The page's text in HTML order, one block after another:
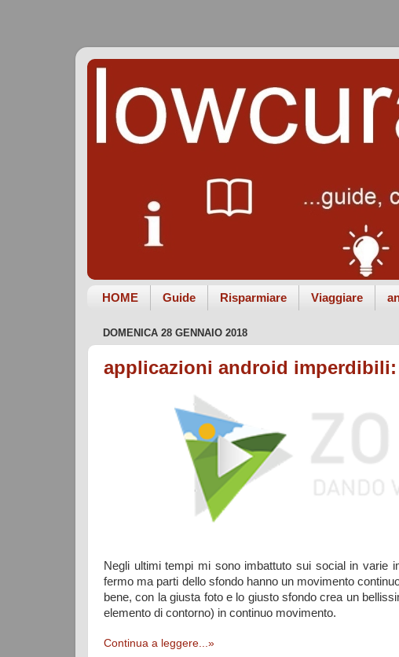
HOME Guide Risparmiare Viaggiare
DOMENICA 28 GENNAIO 2018
applicazioni android
Negli ultimi tempi mi sono imbattuto sui social in varie
fermo ma parti dello sfondo hanno un movimento
bene, con la giusta foto e lo giusto sfondo crea un
elemento di contorno) in continuo movimento.
Continua a leggere...»